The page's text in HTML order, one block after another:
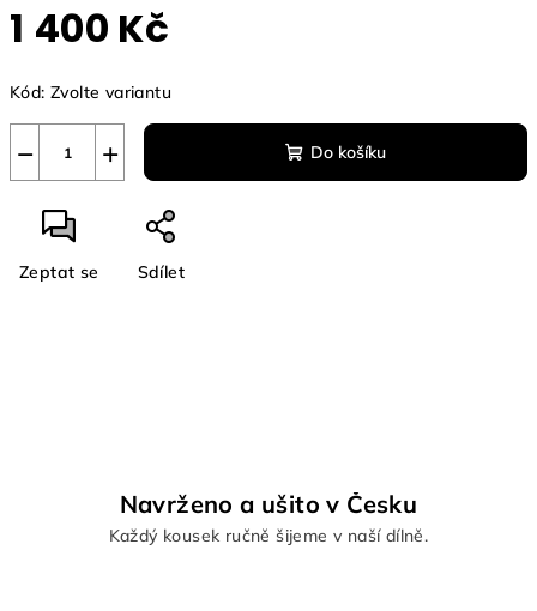
1 400 Kč
cena:
Kód: Zvolte variantu
+
− Do košíku
Zeptat se Sdílet
Navrženo a ušito v Česku
Každý kousek ručně šijeme v naší dílně.